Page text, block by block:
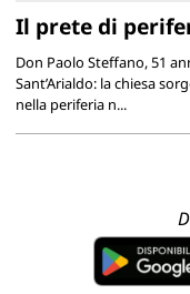
Il prete di
Don Paolo Steffano, 51
Sant’Arialdo: la chiesa
nella periferia n...